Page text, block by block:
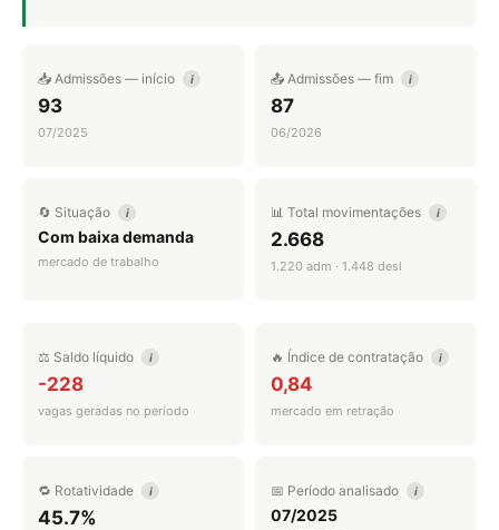
📥 Admissões — início i
93
07/2025
📤 Admissões — fim i
87
06/2026
🔄 Situação i
Com baixa demanda
mercado de trabalho
📊 Total movimentações i
2.668
1.220 adm · 1.448 desl
⚖️ Saldo líquido i
-228
vagas geradas no período
🔥 Índice de contratação i
0,84
mercado em retração
🔁 Rotatividade i
45.7%
📅 Período analisado i
07/2025